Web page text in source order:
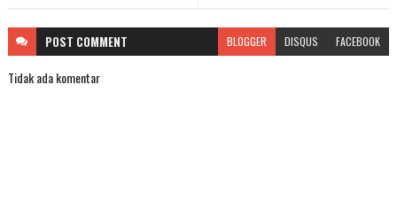
POST COMMENT BLOGGER DISQUS FACEBOOK
Tidak ada komentar